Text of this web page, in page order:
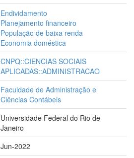
Endividamento
Planejamento financeiro
População de baixa renda
Economia doméstica
CNPQ::CIENCIAS SOCIAIS
APLICADAS::ADMINISTRACAO
Faculdade de Administração e
Ciências Contábeis
Universidade Federal do Rio de
Janeiro
Jun-2022